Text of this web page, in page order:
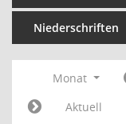
Niederschriften
Monat
Aktuell